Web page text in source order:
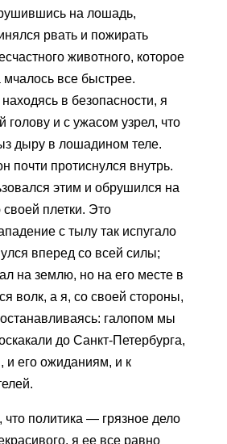
на лошадь,
рвать и пожирать
животного, которое
все быстрее.
в безопасности, я
голову и с ужасом узрел, что
дыру в лошадином теле.
почти протиснулся внутрь.
этим и обрушился на
своей плетки. Это
с тылу так испугало
вперед со всей силы;
на землю, но на его месте в
волк, а я, со своей стороны,
галопом мы
до Санкт-Петербурга,
и его ожиданиям, и к
что политика — грязное дело
я ее все равно